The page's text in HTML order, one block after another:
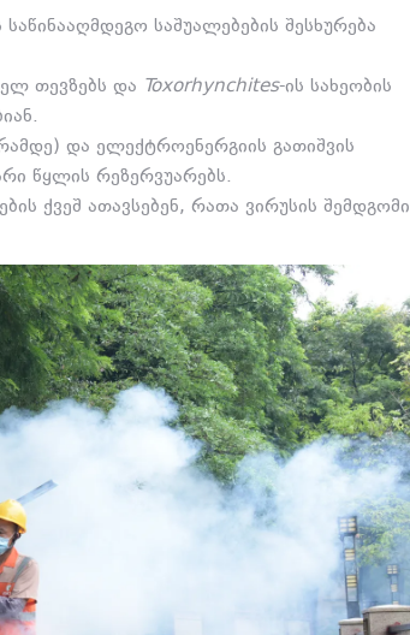
საშუალებების შესხურება
თევზებს და Toxorhynchites-ის სახეობის
და ელექტროენერგიის გათიშვის
წყლის რეზერვუარებს.
ქვეშ ათავსებენ, რათა ვირუსის შემდგომი